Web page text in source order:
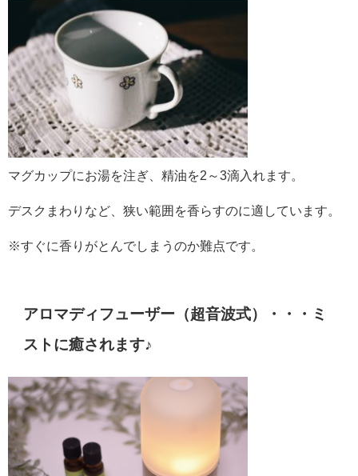
マグカップにお湯を注ぎ、精油を2～3滴入れます。
デスクまわりなど、狭い範囲を香らすのに適しています。
※すぐに香りがとんでしまうのか難点です。
アロマディフューザー（超音波式）・・・ミ
ストに癒されます♪